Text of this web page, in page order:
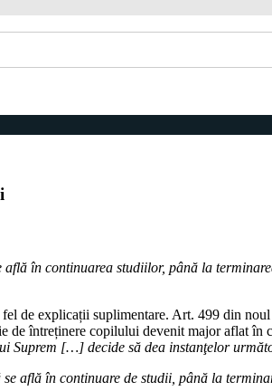
în continuarea studiilor, până la
de explicații suplimentare. Art. 499 din
de întreținere copilului devenit major aflat
Suprem […] decide să dea instanţelor
află în continuare de studii, până la